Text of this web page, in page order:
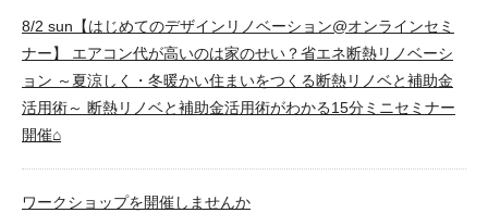
8/2 sun【はじめてのデザインリノベーション@オンラインセミ
ナー】 エアコン代が高いのは家のせい？省エネ断熱リノベーシ
ョン ～夏涼しく・冬暖かい住まいをつくる断熱リノベと補助金
活用術～ 断熱リノベと補助金活用術がわかる15分ミニセミナー
開催⌂
ワークショップを開催しませんか